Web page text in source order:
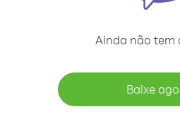
Ainda não tem
Baixe